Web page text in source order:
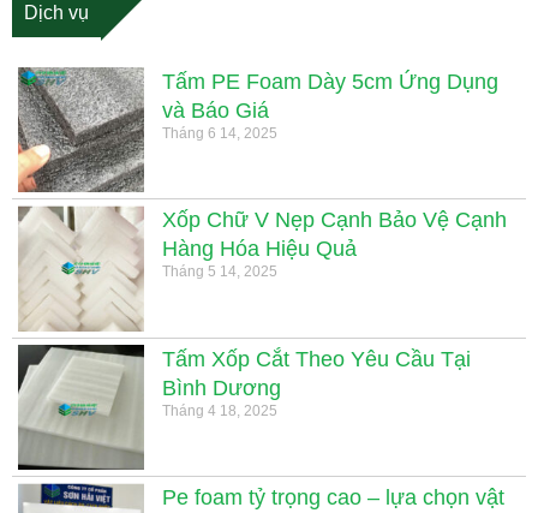
Dịch vụ
Tấm PE Foam Dày 5cm Ứng Dụng
và Báo Giá
Tháng 6 14, 2025
Xốp Chữ V Nẹp Cạnh Bảo Vệ Cạnh
Hàng Hóa Hiệu Quả
Tháng 5 14, 2025
Tấm Xốp Cắt Theo Yêu Cầu Tại
Bình Dương
Tháng 4 18, 2025
Pe foam tỷ trọng cao – lựa chọn vật